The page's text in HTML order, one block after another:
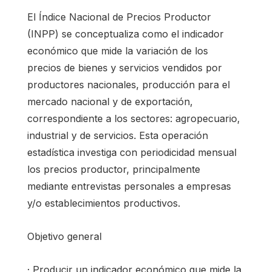
El Índice Nacional de Precios Productor
(INPP) se conceptualiza como el indicador
económico que mide la variación de los
precios de bienes y servicios vendidos por
productores nacionales, producción para el
mercado nacional y de exportación,
correspondiente a los sectores: agropecuario,
industrial y de servicios. Esta operación
estadística investiga con periodicidad mensual
los precios productor, principalmente
mediante entrevistas personales a empresas
y/o establecimientos productivos.
Objetivo general